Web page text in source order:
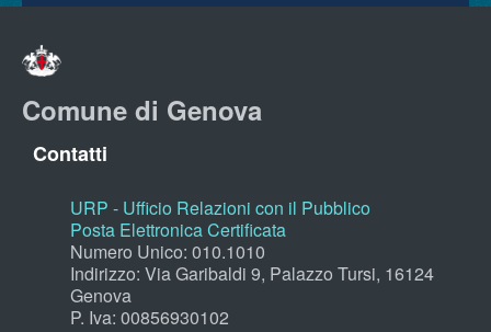
Comune di Genova
Contatti
URP - Ufficio Relazioni con il Pubblico
Posta Elettronica Certificata
Numero Unico: 010.1010
Indirizzo: Via Garibaldi 9, Palazzo Tursi, 16124
Genova
P. Iva: 00856930102